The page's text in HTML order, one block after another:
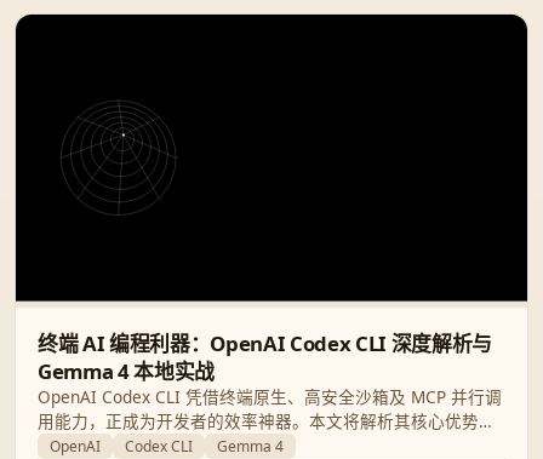
终端 AI 编程利器：OpenAI Codex CLI 深度解析与
Gemma 4 本地实战
OpenAI Codex CLI 凭借终端原生、高安全沙箱及 MCP 并行调
用能力，正成为开发者的效率神器。本文将解析其核心优势，
并结合 Hacker News 热议，探讨如何与 Gemma 4 本地模型
OpenAI Codex CLI
Gemma 4